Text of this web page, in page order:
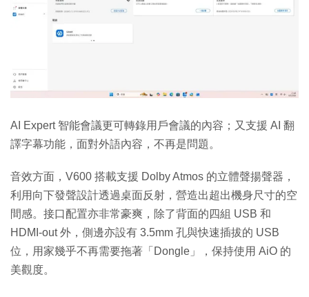
AI Expert 智能會議更可轉錄用戶會議的內容；又支援 AI 翻
譯字幕功能，面對外語內容，不再是問題。
音效方面，V600 搭載支援 Dolby Atmos 的立體聲揚聲器，
利用向下發聲設計透過桌面反射，營造出超出機身尺寸的空
間感。接口配置亦非常豪爽，除了背面的四組 USB 和
HDMI-out 外，側邊亦設有 3.5mm 孔與快速插拔的 USB
位，用家幾乎不再需要拖著「Dongle」，保持使用 AiO 的
美觀度。